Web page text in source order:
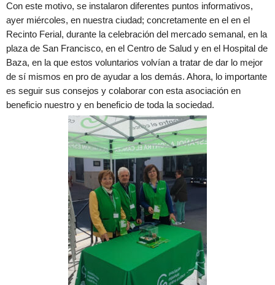
Con este motivo, se instalaron diferentes puntos informativos,
ayer miércoles, en nuestra ciudad; concretamente en el en el
Recinto Ferial, durante la celebración del mercado semanal, en la
plaza de San Francisco, en el Centro de Salud y en el Hospital de
Baza, en la que estos voluntarios volvían a tratar de dar lo mejor
de sí mismos en pro de ayudar a los demás. Ahora, lo importante
es seguir sus consejos y colaborar con esta asociación en
beneficio nuestro y en beneficio de toda la sociedad.